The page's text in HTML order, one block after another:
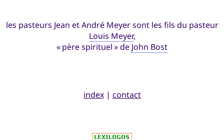
les pasteurs Jean et André Meyer sont les fils du pasteur
Louis Meyer,
« père spirituel » de John Bost
index| contact